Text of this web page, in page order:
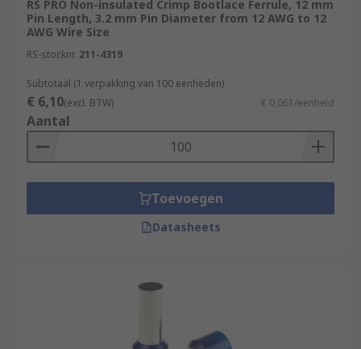
tube to hold the wire or cable in place for a
stable connection.
Crimp bootlace ferrules are used to provide the
high degree of contact reliability required by a
wide range of applications. They are available in
a variety of designs to suit different wire or cable
sizes.
Where are they used?
Switching cabinets
Equipment with poke-in clamp or row clamp
RS PRO Non-insulated Crimp Bootlace Ferrule, 12 mm
Pin Length, 3.2 mm Pin Diameter from 12 AWG to 12
AWG Wire Size
RS-stocknr. 211-4319
Subtotaal (1 verpakking van 100 eenheden)
€ 6,10(excl. BTW) € 0,061/eenheid
Aantal
Toevoegen
Datasheets